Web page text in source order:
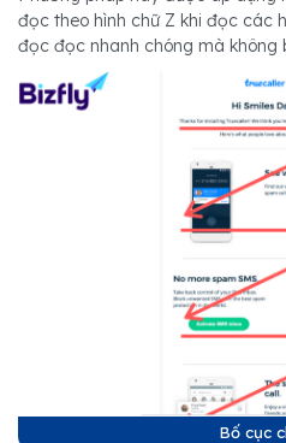
đọc theo hình chữ Z khi đọc các
đọc đọc nhanh chóng mà không
Bố cục